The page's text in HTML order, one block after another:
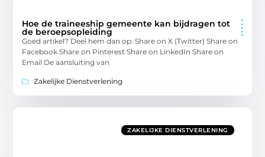
Hoe de traineeship gemeente kan bijdragen tot
de beroepsopleiding
Goed artikel? Deel hem dan op: Share on X (Twitter) Share on
Facebook Share on Pinterest Share on LinkedIn Share on
Email De aansluiting van
Zakelijke Dienstverlening
ZAKELIJKE DIENSTVERLENING